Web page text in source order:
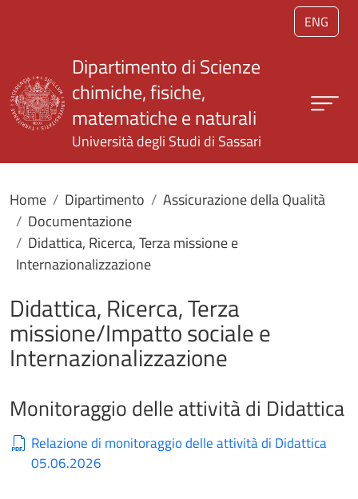
Salta al contenuto principale
ENG
Dipartimento di Scienze
chimiche, fisiche,
matematiche e naturali
Università degli Studi di Sassari
Home Dipartimento
Assicurazione della Qualità
Documentazione
Didattica, Ricerca, Terza missione e
Internazionalizzazione
Didattica, Ricerca, Terza
missione/Impatto sociale e
Internazionalizzazione
Monitoraggio delle attività di Didattica
Relazione di monitoraggio delle attività di Didattica
05.06.2026